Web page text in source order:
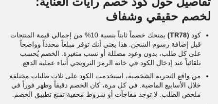
لخصم حقيقي وشفاف
كود (TR78)
يمنحك خصماً ثابتاً بنسبة 10% من إجمالي قيمة المنتجات
قبل إضافة رسوم الشحن. هذا يعني أنك توفر مبلغاً محدداً وواضحاً
على كل طلب، بدون وعود مضللة أو نسب متغيرة. الخصم يُحسب
تلقائياً عند إدخال الكود في خانة الرمز الترويجي أثناء عملية الدفع.
من واقع التجربة الشخصية، استخدمت الكود على ثلاث طلبات مختلفة
خلال الأسابيع الماضية. في كل مرة، كان الخصم دقيقاً وظهر فوراً في
ملخص الطلب. لا توجد مفاجآت أو شروط مخفية تمنع تطبيق الخصم.